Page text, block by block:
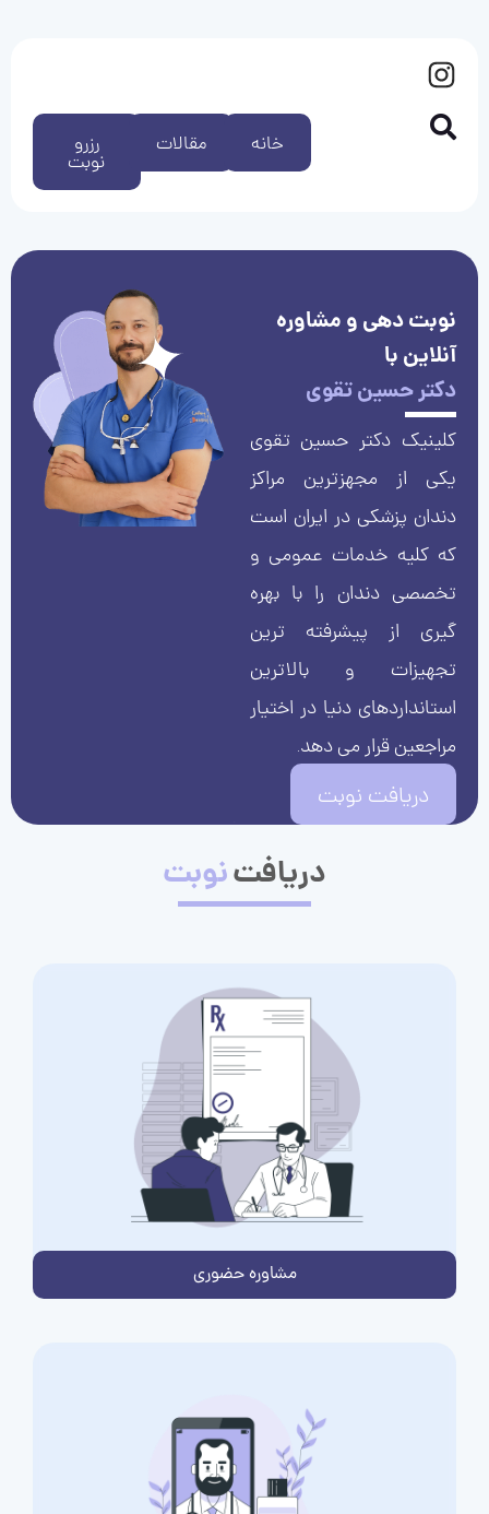
رزرو
نوبت
مقالات خانه
نوبت دهی و مشاوره
آنلاین با
دکتر حسین تقوی
کلینیک دکتر حسین تقوی
یکی از مجهزترین مراکز
دندان پزشکی در ایران است
که کلیه خدمات عمومی و
تخصصی دندان را با بهره
گیری از پیشرفته ترین
تجهیزات و بالاترین
استانداردهای دنیا در اختیار
مراجعین قرار می دهد.
دریافت نوبت
دریافتنوبت
مشاوره حضوری